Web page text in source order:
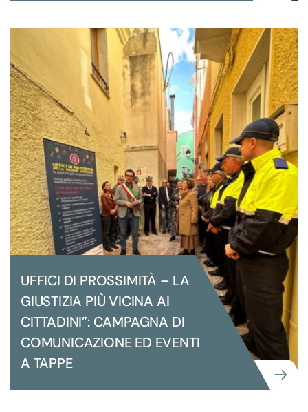
GRANDI EVENTI ISTITUZIONALI
LA REGIONE SARDEGNA ALLA FIERA
TTG DI RIMINI
UFFICI DI PROSSIMITÀ – LA
GIUSTIZIA PIÙ VICINA AI
CITTADINI”: CAMPAGNA DI
COMUNICAZIONE ED EVENTI
A TAPPE